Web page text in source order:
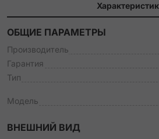
ОБЩИЕ ПАРАМЕТРЫ
Производитель
Гарантия
Тип
Модель
ВНЕШНИЙ ВИД